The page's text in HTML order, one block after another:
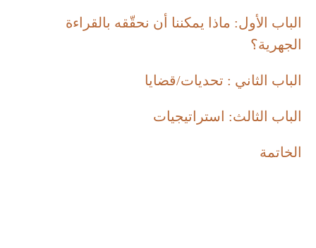
الباب الأول: ماذا يمكننا أن نحقّقه بالقراءة
الجهرية؟
الباب الثاني : تحديات/قضايا
الباب الثالث: استراتيجيات
الخاتمة